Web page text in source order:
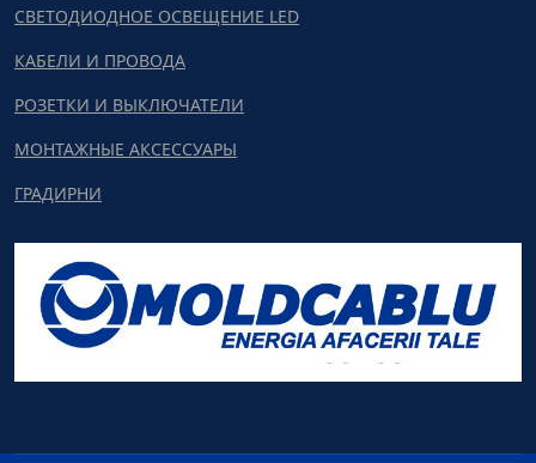
СВЕТОДИОДНОЕ ОСВЕЩЕНИЕ LED
КАБЕЛИ И ПРОВОДА
РОЗЕТКИ И ВЫКЛЮЧАТЕЛИ
МОНТАЖНЫЕ АКСЕССУАРЫ
ГРАДИРНИ